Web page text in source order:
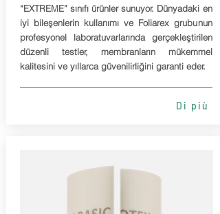
“EXTREME” sınıfı ürünler sunuyor. Dünyadaki en
iyi bileşenlerin kullanımı ve Foliarex grubunun
profesyonel laboratuvarlarında gerçekleştirilen
düzenli testler, membranların mükemmel
kalitesini ve yıllarca güvenilirliğini garanti eder.
Di più